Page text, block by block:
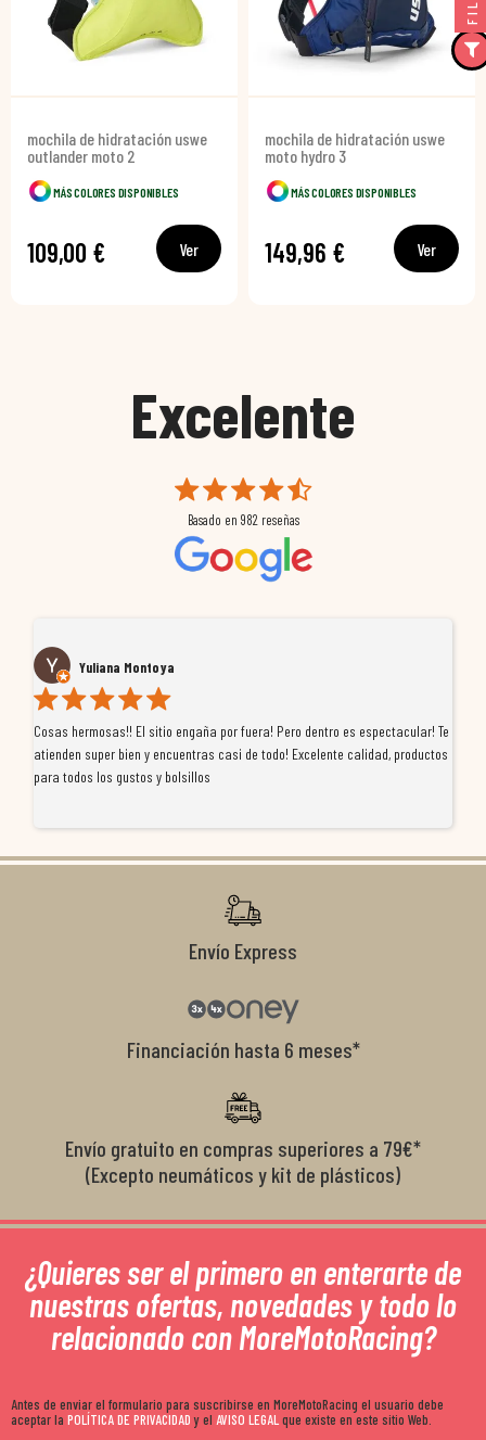
mochila de hidratación uswe
outlander moto 2
MÁS COLORES DISPONIBLES
109,00 € Ver
mochila de hidratación uswe
moto hydro 3
MÁS COLORES DISPONIBLES
149,96 € Ver
Excelente
Basado en 982 reseñas
Yuliana Montoya
Cosas hermosas!! El sitio engaña por fuera! Pero dentro es espectacular! Te
atienden super bien y encuentras casi de todo! Excelente calidad, productos
para todos los gustos y bolsillos
Envío Express
Financiación hasta 6 meses*
Envío gratuito en compras superiores a 79€*
(Excepto neumáticos y kit de plásticos)
¿Quieres ser el primero en enterarte de
nuestras ofertas, novedades y todo lo
relacionado con MoreMotoRacing?
Antes de enviar el formulario para suscribirse en MoreMotoRacing el usuario debe
aceptar la POLÍTICA DE PRIVACIDADy el AVISO LEGALque existe en este sitio Web.